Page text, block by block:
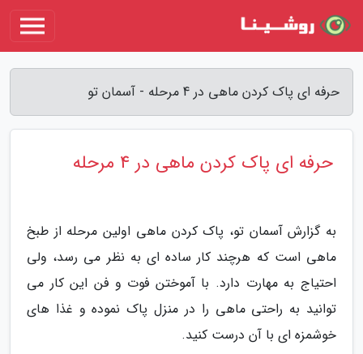
حرفه ای پاک کردن ماهی در 4 مرحله - آسمان تو
حرفه ای پاک کردن ماهی در 4 مرحله
به گزارش آسمان تو، پاک کردن ماهی اولین مرحله از طبخ
ماهی است که هرچند کار ساده ای به نظر می رسد، ولی
احتیاج به مهارت دارد. با آموختن فوت و فن این کار می
توانید به راحتی ماهی را در منزل پاک نموده و غذا های
خوشمزه ای با آن درست کنید.